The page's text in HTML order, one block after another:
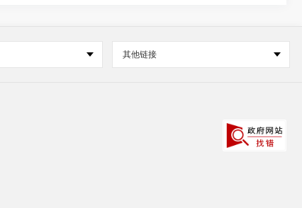
其他链接